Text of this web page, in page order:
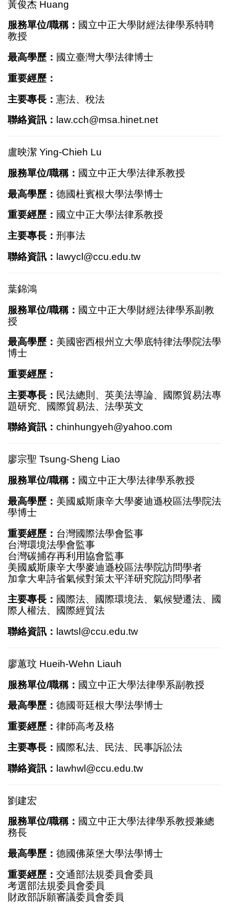
黃俊杰 Huang
服務單位/職稱： 國立中正大學財經法律學系特聘
教授
最高學歷： 國立臺灣大學法律博士
重要經歷：
主要專長： 憲法、稅法
聯絡資訊： law.cch@msa.hinet.net
盧映潔 Ying-Chieh Lu
服務單位/職稱： 國立中正大學法律系教授
最高學歷： 德國杜賓根大學法學博士
重要經歷： 國立中正大學法律系教授
主要專長： 刑事法
聯絡資訊： lawycl@ccu.edu.tw
葉錦鴻
服務單位/職稱： 國立中正大學財經法律學系副教
授
最高學歷： 美國密西根州立大學底特律法學院法學
博士
重要經歷：
主要專長： 民法總則、英美法導論、國際貿易法專
題研究、國際貿易法、法學英文
聯絡資訊： chinhungyeh@yahoo.com
廖宗聖 Tsung-Sheng Liao
服務單位/職稱： 國立中正大學法律學系教授
最高學歷： 美國威斯康辛大學麥迪遜校區法學院法
學博士
重要經歷： 台灣國際法學會監事
台灣環境法學會監事
台灣碳捕存再利用協會監事
美國威斯康辛大學麥迪遜校區法學院訪問學者
加拿大卑詩省氣候對策太平洋研究院訪問學者
主要專長： 國際法、國際環境法、氣候變遷法、國
際人權法、國際經貿法
聯絡資訊： lawtsl@ccu.edu.tw
廖蕙玟 Hueih-Wehn Liauh
服務單位/職稱： 國立中正大學法律學系副教授
最高學歷： 德國哥廷根大學法學博士
重要經歷： 律師高考及格
主要專長： 國際私法、民法、民事訴訟法
聯絡資訊： lawhwl@ccu.edu.tw
劉建宏
服務單位/職稱： 國立中正大學法律學系教授兼總
務長
最高學歷： 德國佛萊堡大學法學博士
重要經歷： 交通部法規委員會委員
考選部法規委員會委員
財政部訴願審議委員會委員